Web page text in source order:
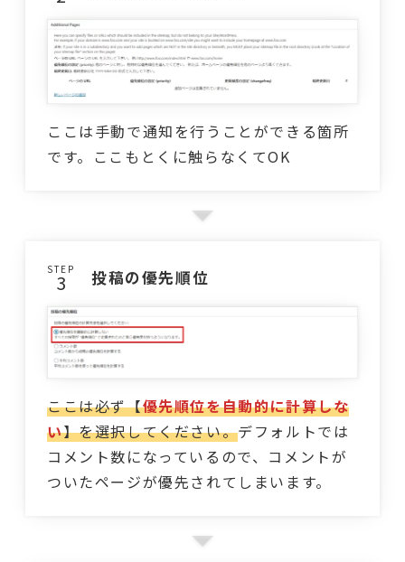
ここは手動で通知を行うことができる箇所
です。ここもとくに触らなくてOK
STEP 投稿の優先順位
ここは必ず【優先順位を自動的に計算しな
い】を選択してください。デフォルトでは
コメント数になっているので、コメントが
ついたページが優先されてしまいます。